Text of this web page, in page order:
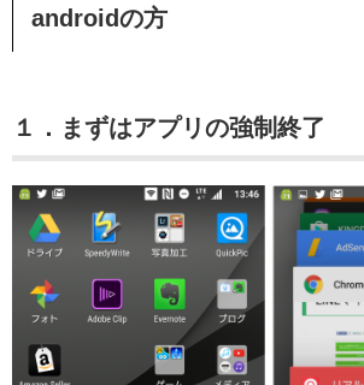
androidの方
１．まずはアプリの強制終了